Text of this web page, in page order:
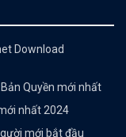
Download
Quyền mới nhất
nhất 2024
mới bắt đầu